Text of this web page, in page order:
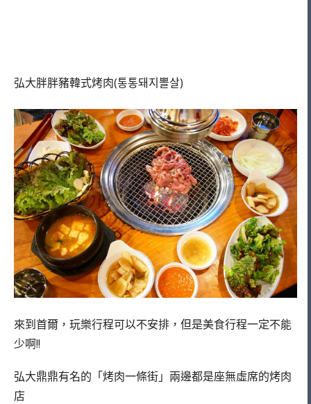
弘大胖胖豬韓式烤肉(통통돼지뽈살)
來到首爾，玩樂行程可以不安排，但是美食行程一定不能
少啊!!
弘大鼎鼎有名的「烤肉一條街」兩邊都是座無虛席的烤肉
店